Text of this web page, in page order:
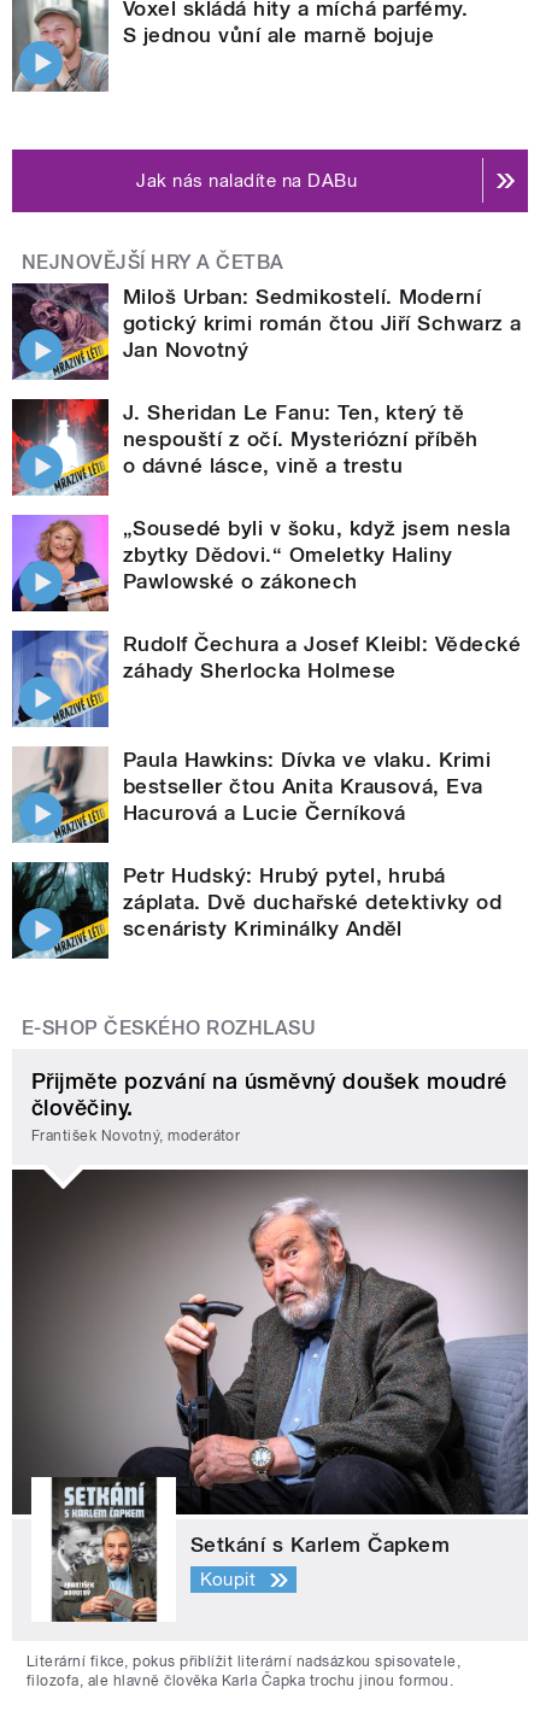
Voxel skládá hity a míchá parfémy.
S jednou vůní ale marně bojuje
Jak nás naladíte na DABu
NEJNOVĚJŠÍ HRY A ČETBA
Miloš Urban: Sedmikostelí. Moderní
gotický krimi román čtou Jiří Schwarz a
Jan Novotný
J. Sheridan Le Fanu: Ten, který tě
nespouští z očí. Mysteriózní příběh
o dávné lásce, vině a trestu
„Sousedé byli v šoku, když jsem nesla
zbytky Dědovi.“ Omeletky Haliny
Pawlowské o zákonech
Rudolf Čechura a Josef Kleibl: Vědecké
záhady Sherlocka Holmese
Paula Hawkins: Dívka ve vlaku. Krimi
bestseller čtou Anita Krausová, Eva
Hacurová a Lucie Černíková
Petr Hudský: Hrubý pytel, hrubá
záplata. Dvě duchařské detektivky od
scenáristy Kriminálky Anděl
E-SHOP ČESKÉHO ROZHLASU
Přijměte pozvání na úsměvný doušek moudré
člověčiny.
František Novotný, moderátor
Setkání s Karlem Čapkem
Koupit
Literární fikce, pokus přiblížit literární nadsázkou spisovatele,
filozofa, ale hlavně člověka Karla Čapka trochu jinou formou.